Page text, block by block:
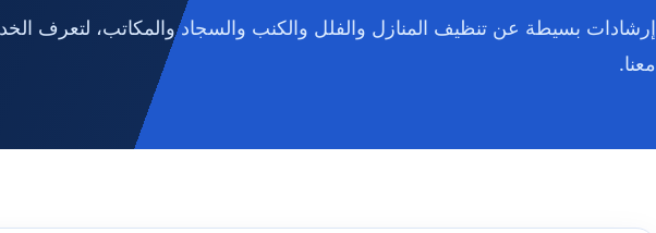
إرشادات بسيطة عن تنظيف المنازل والفلل والكنب والسجاد والمكاتب، لتعرف
معنا.